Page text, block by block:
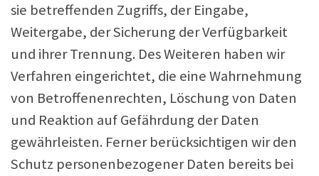
sie betreffenden Zugriffs, der Eingabe,
Weitergabe, der Sicherung der Verfügbarkeit
und ihrer Trennung. Des Weiteren haben wir
Verfahren eingerichtet, die eine Wahrnehmung
von Betroffenenrechten, Löschung von Daten
und Reaktion auf Gefährdung der Daten
gewährleisten. Ferner berücksichtigen wir den
Schutz personenbezogener Daten bereits bei